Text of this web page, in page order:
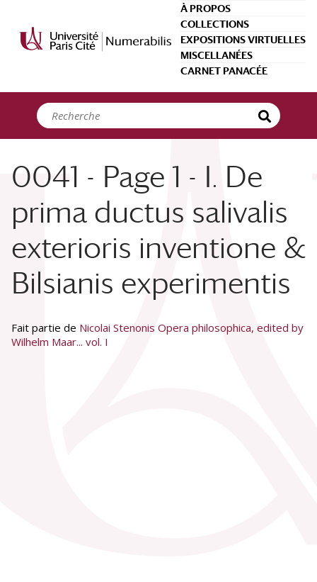
À PROPOS
COLLECTIONS
EXPOSITIONS VIRTUELLES
MISCELLANÉES
CARNET PANACÉE
0041 - Page 1 - I. De
prima ductus salivalis
exterioris inventione &
Bilsianis experimentis
Fait partie de Nicolai Stenonis Opera philosophica, edited by
Wilhelm Maar... vol. I